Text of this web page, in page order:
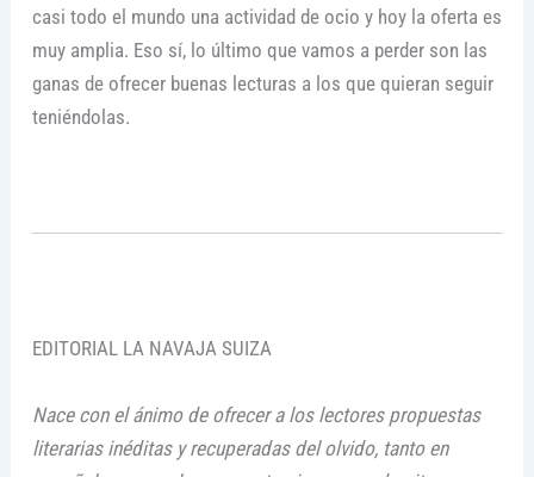
casi todo el mundo una actividad de ocio y hoy la oferta es
muy amplia. Eso sí, lo último que vamos a perder son las
ganas de ofrecer buenas lecturas a los que quieran seguir
teniéndolas.
EDITORIAL LA NAVAJA SUIZA
Nace con el ánimo de ofrecer a los lectores propuestas
literarias inéditas y recuperadas del olvido, tanto en